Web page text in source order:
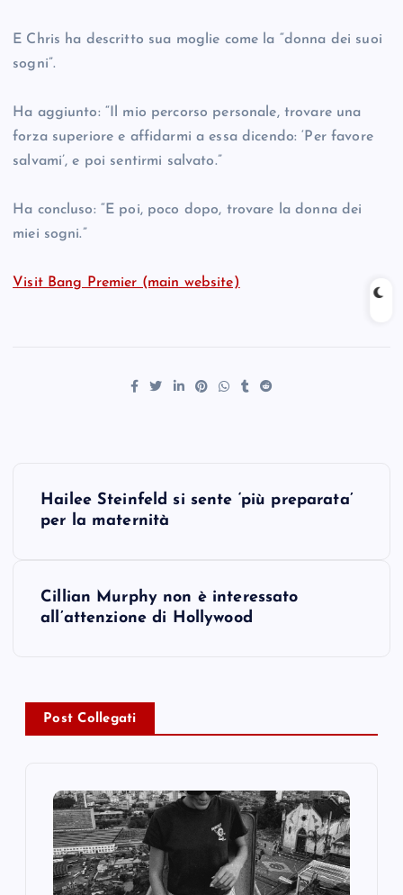
E Chris ha descritto sua moglie come la “donna dei suoi
sogni”.
Ha aggiunto: “Il mio percorso personale, trovare una
forza superiore e affidarmi a essa dicendo: ‘Per favore
salvami’, e poi sentirmi salvato.”
Ha concluso: “E poi, poco dopo, trovare la donna dei
miei sogni.”
Visit Bang Premier (main website)
a
v
Hailee Steinfeld si sente ‘più preparata’
per la maternità
Cillian Murphy non è interessato
all’attenzione di Hollywood
Post Collegati